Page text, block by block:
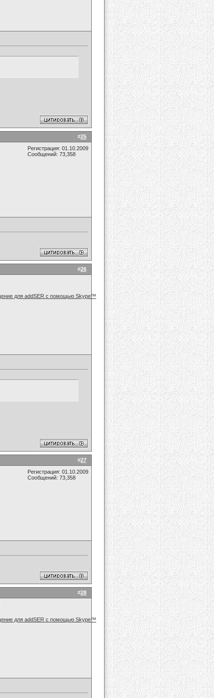
#25
Регистрация: 01.10.2009
Сообщений: 73,358
#26
#27
Регистрация: 01.10.2009
Сообщений: 73,358
#28